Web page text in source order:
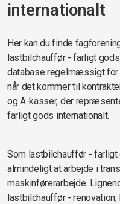
internationalt
Her kan du finde
lastbilchauffør - farligt
database regelmæssigt for
når det kommer til
og A-kasser, der
farligt gods internationalt.
Som lastbilchauffør -
almindeligt at arbejde i
maskinførerarbejde.
lastbilchauffør -